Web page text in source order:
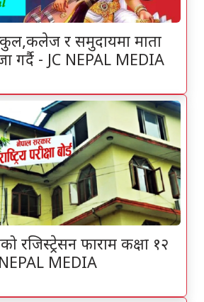
र समुदायमा माता
गर्दै - JC NEPAL MEDIA
रजिस्ट्रेसन फाराम कक्षा १२
MEDIA